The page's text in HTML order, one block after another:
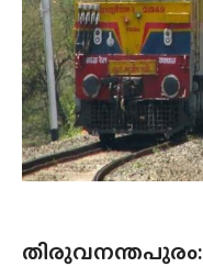
തിരുവനന്തപുരം: